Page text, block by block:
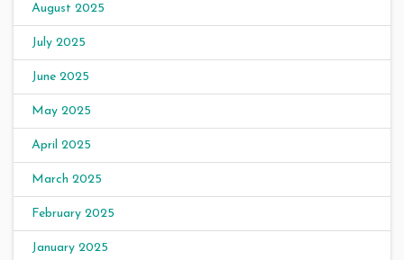
August 2025
July 2025
June 2025
May 2025
April 2025
March 2025
February 2025
January 2025